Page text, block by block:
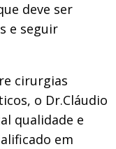
deve ser
e seguir
cirurgias
o Dr.Cláudio
qualidade e
em